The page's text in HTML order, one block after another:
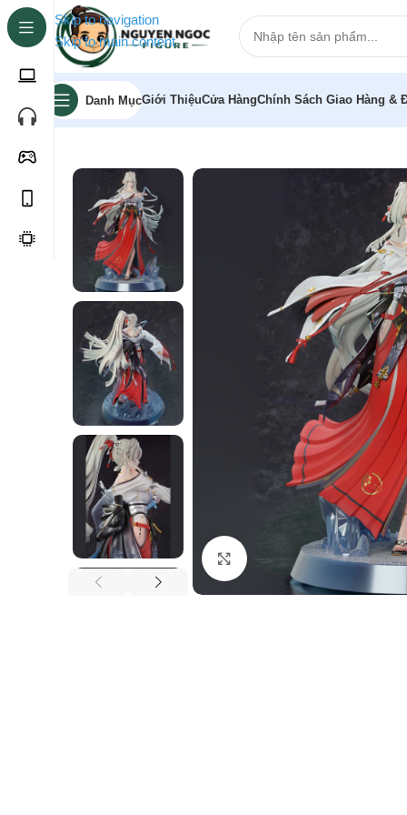
Skip to navigation
Skip to main content
Danh MụcGiới ThiệuCửa HàngChính Sách Giao Hàng &
Trang chủ»
Nhấp để phóng to